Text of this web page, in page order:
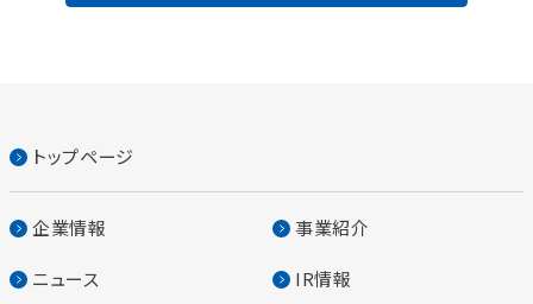
トップページ
企業情報 事業紹介
ニュース IR情報